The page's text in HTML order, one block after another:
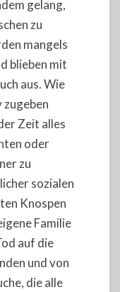
gelang,
zu
mangels
blieben mit
aus. Wie
Zeit alles
oder
zu
sozialen
Knospen
Familie
auf die
und von
die alle